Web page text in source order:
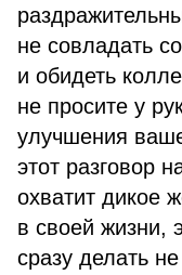
не совладать
и обидеть
не просите у
улучшения
этот разговор
охватит дикое
в своей жизни,
сразу делать